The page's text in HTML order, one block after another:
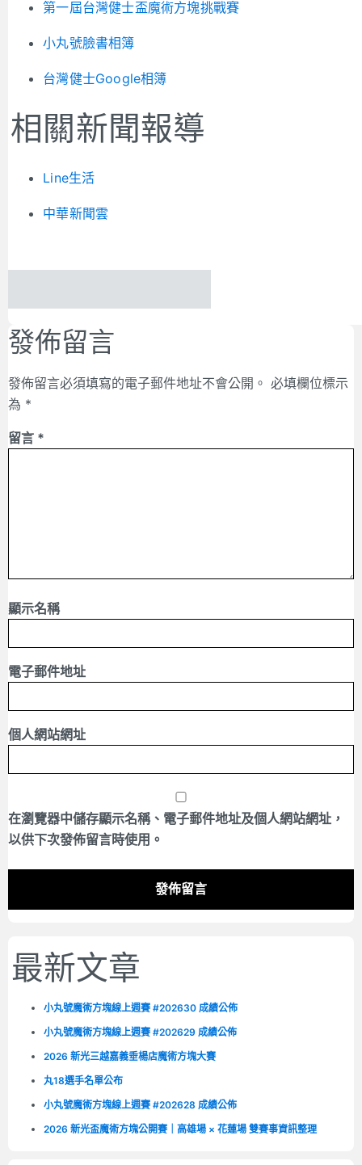
第一屆台灣健士盃魔術方塊挑戰賽
小丸號臉書相簿
台灣健士Google相簿
相關新聞報導
Line生活
中華新聞雲
發佈留言
發佈留言必須填寫的電子郵件地址不會公開。 必填欄位標示
為 *
留言 *
顯示名稱
電子郵件地址
個人網站網址
在瀏覽器中儲存顯示名稱、電子郵件地址及個人網站網址，
以供下次發佈留言時使用。
最新文章
小丸號魔術方塊線上週賽 #202630 成績公佈
小丸號魔術方塊線上週賽 #202629 成績公佈
2026 新光三越嘉義垂楊店魔術方塊大賽
丸18選手名單公布
小丸號魔術方塊線上週賽 #202628 成績公佈
2026 新光盃魔術方塊公開賽｜高雄場 × 花蓮場 雙賽事資訊整理